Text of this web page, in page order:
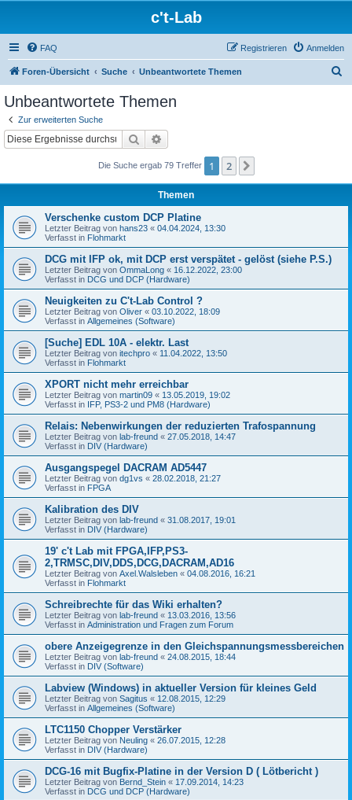
c't-Lab
FAQ Anmelden
Registrieren
Foren-Übersicht Suche Unbeantwortete Themen
Unbeantwortete Themen
Zur erweiterten Suche
Suche
Die Suche ergab 79 Treffer 1 2
Themen
Verschenke custom DCP Platine
Letzter Beitrag von hans23 « 04.04.2024, 13:30
Verfasst in Flohmarkt
DCG mit IFP ok, mit DCP erst verspätet - gelöst (siehe P.S.)
Letzter Beitrag von OmmaLong « 16.12.2022, 23:00
Verfasst in DCG und DCP (Hardware)
Neuigkeiten zu C't-Lab Control ?
Letzter Beitrag von Oliver « 03.10.2022, 18:09
Verfasst in Allgemeines (Software)
[Suche] EDL 10A - elektr. Last
Letzter Beitrag von itechpro « 11.04.2022, 13:50
Verfasst in Flohmarkt
XPORT nicht mehr erreichbar
Letzter Beitrag von martin09 « 13.05.2019, 19:02
Verfasst in IFP, PS3-2 und PM8 (Hardware)
Relais: Nebenwirkungen der reduzierten Trafospannung
Letzter Beitrag von lab-freund « 27.05.2018, 14:47
Verfasst in DIV (Hardware)
Ausgangspegel DACRAM AD5447
Letzter Beitrag von dg1vs « 28.02.2018, 21:27
Verfasst in FPGA
Kalibration des DIV
Letzter Beitrag von lab-freund « 31.08.2017, 19:01
Verfasst in DIV (Hardware)
19' c't Lab mit FPGA,IFP,PS3-
2,TRMSC,DIV,DDS,DCG,DACRAM,AD16
Letzter Beitrag von Axel.Walsleben « 04.08.2016, 16:21
Verfasst in Flohmarkt
Schreibrechte für das Wiki erhalten?
Letzter Beitrag von lab-freund « 13.03.2016, 13:56
Verfasst in Administration und Fragen zum Forum
obere Anzeigegrenze in den Gleichspannungsmessbereichen
Letzter Beitrag von lab-freund « 24.08.2015, 18:44
Verfasst in DIV (Software)
Labview (Windows) in aktueller Version für kleines Geld
Letzter Beitrag von Sagitus « 12.08.2015, 12:29
Verfasst in Allgemeines (Software)
LTC1150 Chopper Verstärker
Letzter Beitrag von Neuling « 26.07.2015, 12:28
Verfasst in DIV (Hardware)
DCG-16 mit Bugfix-Platine in der Version D ( Lötbericht )
Letzter Beitrag von Bernd_Stein « 17.09.2014, 14:23
Verfasst in DCG und DCP (Hardware)